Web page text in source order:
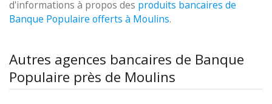
d'informations à propos des produits bancaires de
Banque Populaire offerts à Moulins.
Autres agences bancaires de Banque
Populaire près de Moulins